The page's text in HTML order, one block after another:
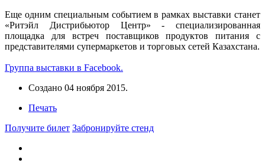
Еще одним специальным событием в рамках выставки станет
«Ритэйл Дистрибьютор Центр» - специализированная
площадка для встреч поставщиков продуктов питания с
представителями супермаркетов и торговых сетей Казахстана.
Группа выставки в Facebook.
Создано 04 ноября 2015.
Печать
Получите билет Забронируйте стенд